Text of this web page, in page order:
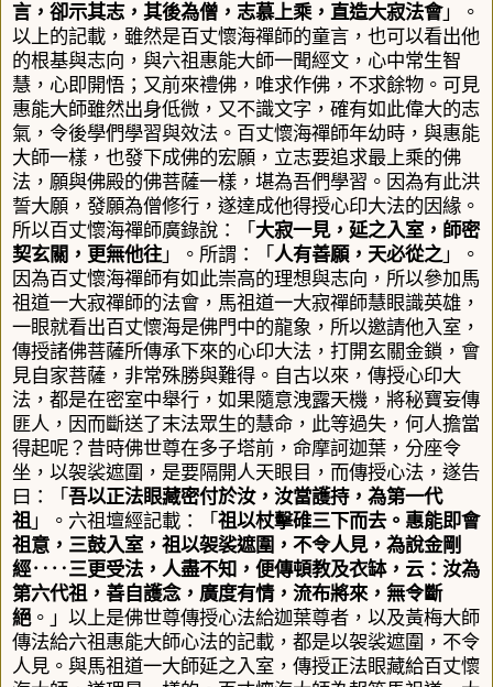
言，卻示其志，其後為僧，志慕上乘，直造大寂法會」。
以上的記載，雖然是百丈懷海禪師的童言，也可以看出他
的根基與志向，與六祖惠能大師一聞經文，心中常生智
慧，心即開悟；又前來禮佛，唯求作佛，不求餘物。可見
惠能大師雖然出身低微，又不識文字，確有如此偉大的志
氣，令後學們學習與效法。百丈懷海禪師年幼時，與惠能
大師一樣，也發下成佛的宏願，立志要追求最上乘的佛
法，願與佛殿的佛菩薩一樣，堪為吾們學習。因為有此洪
誓大願，發願為僧修行，遂達成他得授心印大法的因緣。
所以百丈懷海禪師廣錄說：「 大寂一見，延之入室，師密
契玄關，更無他往」 。所謂：「 人有善願，天必從之」。
因為百丈懷海禪師有如此崇高的理想與志向，所以參加馬
祖道一大寂禪師的法會，馬祖道一大寂禪師慧眼識英雄，
一眼就看出百丈懷海是佛門中的龍象，所以邀請他入室，
傳授諸佛菩薩所傳承下來的心印大法，打開玄關金鎖，會
見自家菩薩，非常殊勝與難得。自古以來，傳授心印大
法，都是在密室中舉行， 如果隨意洩露天機，將秘寶妄傳
匪人，因而斷送了末法眾生的慧命，此等過失，何人擔當
得起呢？昔時佛世尊在多子塔前，命摩訶迦葉，分座令
坐，以袈裟遮圍，是要隔開人天眼目，而傳授心法，遂告
曰：
「 吾以正法眼藏密付於汝，汝當護持，為第一代
祖」。六祖壇經記載：「 祖以杖擊碓三下而去。惠能即會
祖意，三鼓入室，祖以袈裟遮圍，不令人見，為說金剛
經‥‥三更受法，人盡不知，便傳頓教及衣缽，云：汝為
第六代祖，善自護念，廣度有情，流布將來，無令斷
絕。」以上是佛世尊傳授心法給迦葉尊者 ， 以及黃梅大師
傳法給六祖惠能大師心法的記載 ，都是以袈裟遮圍 ，不令
人見。與馬祖道一大師延之入室，傳授正法眼藏給百丈懷